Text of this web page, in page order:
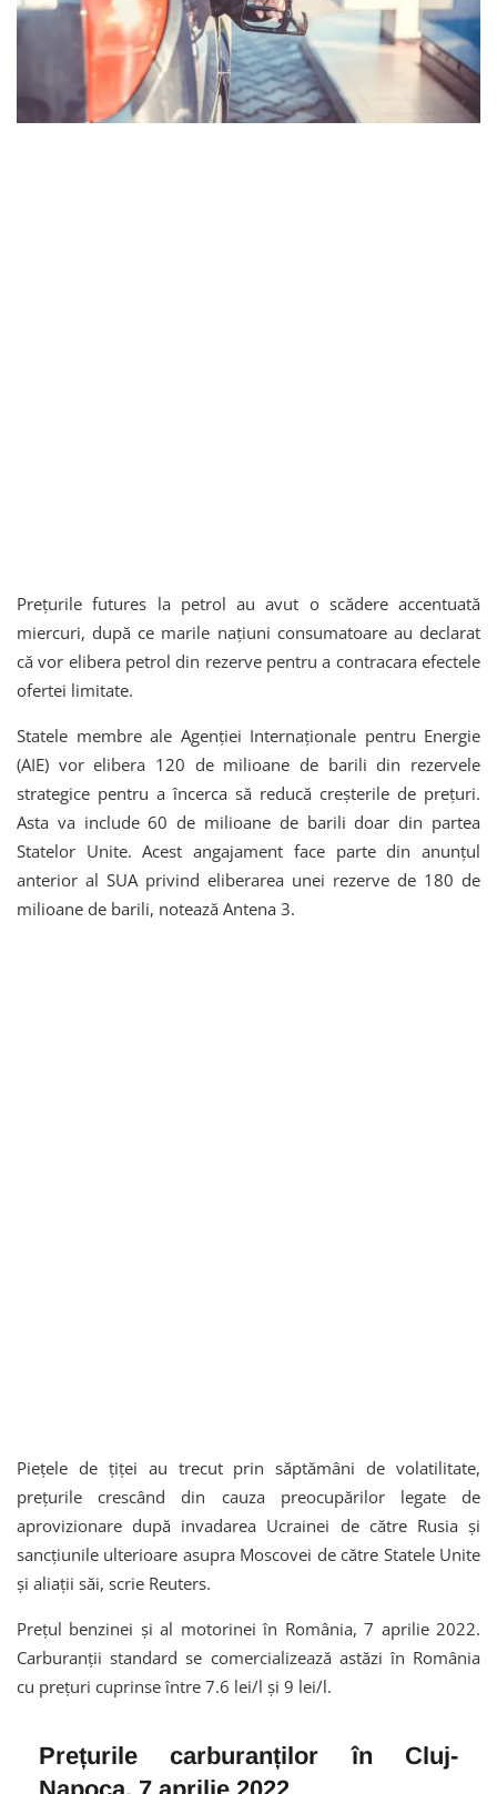
Prețurile futures la petrol au avut o scădere accentuată
miercuri, după ce marile națiuni consumatoare au declarat
că vor elibera petrol din rezerve pentru a contracara efectele
ofertei limitate.
Statele membre ale Agenției Internaționale pentru Energie
(AIE) vor elibera 120 de milioane de barili din rezervele
strategice pentru a încerca să reducă creșterile de prețuri.
Asta va include 60 de milioane de barili doar din partea
Statelor Unite. Acest angajament face parte din anunțul
anterior al SUA privind eliberarea unei rezerve de 180 de
milioane de barili, notează Antena 3.
Piețele de țiței au trecut prin săptămâni de volatilitate,
prețurile crescând din cauza preocupărilor legate de
aprovizionare după invadarea Ucrainei de către Rusia și
sancțiunile ulterioare asupra Moscovei de către Statele Unite
și aliații săi, scrie Reuters.
Prețul benzinei și al motorinei în România, 7 aprilie 2022.
Carburanții standard se comercializează astăzi în România
cu preţuri cuprinse între 7.6 lei/l și 9 lei/l.
Prețurile carburanților în Cluj-